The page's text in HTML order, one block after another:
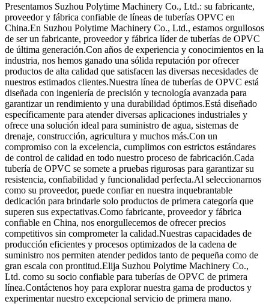
Presentamos Suzhou Polytime Machinery Co., Ltd.: su fabricante,
proveedor y fábrica confiable de líneas de tuberías OPVC en
China.En Suzhou Polytime Machinery Co., Ltd., estamos orgullosos
de ser un fabricante, proveedor y fábrica líder de tuberías de OPVC
de última generación.Con años de experiencia y conocimientos en la
industria, nos hemos ganado una sólida reputación por ofrecer
productos de alta calidad que satisfacen las diversas necesidades de
nuestros estimados clientes.Nuestra línea de tuberías de OPVC está
diseñada con ingeniería de precisión y tecnología avanzada para
garantizar un rendimiento y una durabilidad óptimos.Está diseñado
específicamente para atender diversas aplicaciones industriales y
ofrece una solución ideal para suministro de agua, sistemas de
drenaje, construcción, agricultura y muchos más.Con un
compromiso con la excelencia, cumplimos con estrictos estándares
de control de calidad en todo nuestro proceso de fabricación.Cada
tubería de OPVC se somete a pruebas rigurosas para garantizar su
resistencia, confiabilidad y funcionalidad perfecta.Al seleccionarnos
como su proveedor, puede confiar en nuestra inquebrantable
dedicación para brindarle solo productos de primera categoría que
superen sus expectativas.Como fabricante, proveedor y fábrica
confiable en China, nos enorgullecemos de ofrecer precios
competitivos sin comprometer la calidad.Nuestras capacidades de
producción eficientes y procesos optimizados de la cadena de
suministro nos permiten atender pedidos tanto de pequeña como de
gran escala con prontitud.Elija Suzhou Polytime Machinery Co.,
Ltd. como su socio confiable para tuberías de OPVC de primera
línea.Contáctenos hoy para explorar nuestra gama de productos y
experimentar nuestro excepcional servicio de primera mano.